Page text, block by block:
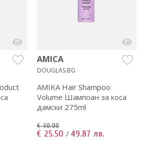
AMICA
DOUGLAS.BG
AMIKA Hair Shampoo
Volume Шампоан за коса
дамски 275ml
€ 30.00
€ 25.50 / 49.87 лв.